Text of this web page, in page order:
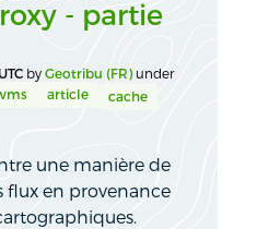
- partie
by Geotribu (FR) under
article cache
une manière de
flux en provenance